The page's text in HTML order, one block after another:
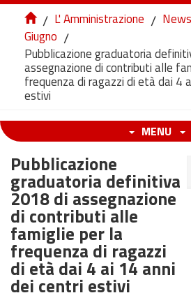
/ L' Amministrazione / News
Giugno /
Pubblicazione graduatoria
assegnazione di contributi alle
frequenza di ragazzi di età dai 4
estivi
MENU
Pubblicazione
graduatoria definitiva
2018 di assegnazione
di contributi alle
famiglie per la
frequenza di ragazzi
di età dai 4 ai 14 anni
dei centri estivi